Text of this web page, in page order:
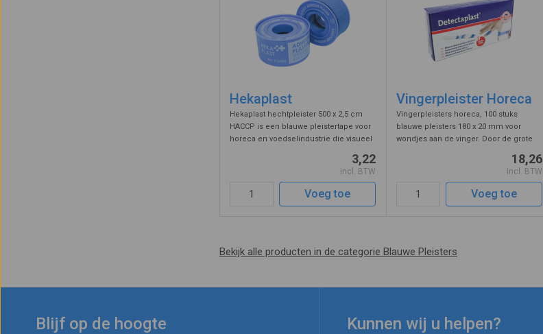
Hekaplast
Hekaplast hechtpleister 500 x 2,5 cm
HACCP is een blauwe pleistertape voor
horeca en voedselindustrie die visueel
kunnen verbanden en zwachtels zoals
3,22
incl. BTW
Voeg toe
Vingerpleister Horeca
Vingerpleisters horeca, 100 stuks
blauwe pleisters 180 x 20 mm voor
wondjes aan de vinger. Door de grote
bewogen. Door de X-ray draad te
detectere ...
18,26
incl. BTW
Voeg toe
Bekijk alle producten in de categorie Blauwe Pleisters
Blijf op de hoogte Kunnen wij u helpen?